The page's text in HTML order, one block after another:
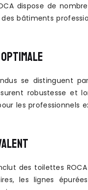
dispose de
bâtiments
se distinguent
robustesse
les professionnels
des toilettes
les lignes